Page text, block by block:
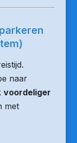
naar
voordeliger
met